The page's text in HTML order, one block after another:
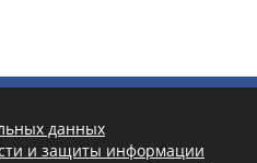
данных
и защиты информации